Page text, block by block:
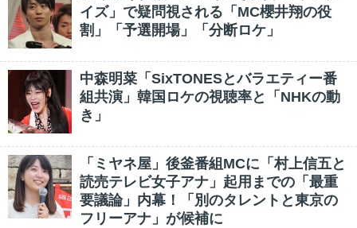
イズ」で疑問視される「MC櫻井翔の役
割」「予選開場」「分断ロケ」
中森明菜「SixTONESとバラエティー番
組共演」韓国ロケの視聴率と「NHKの動
き」
「ミヤネ屋」後釜番組MCに「村上信五と
読売テレビ女子アナ」起用までの「最重
要議論」内幕！「別のタレントと東京の
フリーアナ」が候補に